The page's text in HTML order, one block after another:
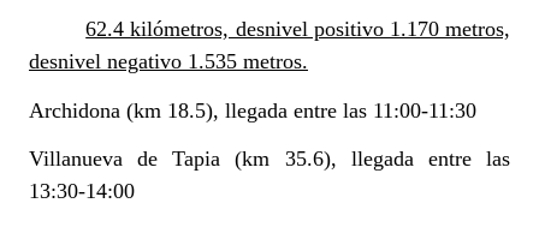
62.4 kilómetros, desnivel positivo 1.170 metros,
desnivel negativo 1.535 metros.
Archidona (km 18.5), llegada entre las 11:00-11:30
Villanueva de Tapia (km 35.6), llegada entre las
13:30-14:00